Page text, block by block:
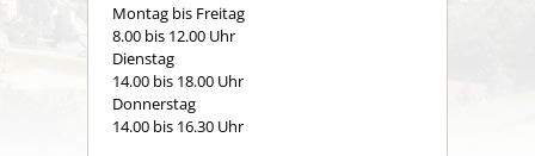
Montag bis Freitag
8.00 bis 12.00 Uhr
Dienstag
14.00 bis 18.00 Uhr
Donnerstag
14.00 bis 16.30 Uhr